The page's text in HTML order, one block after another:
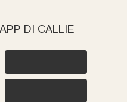
DI CALLIE